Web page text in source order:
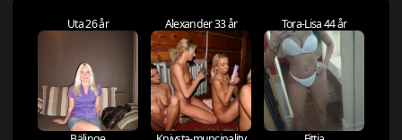
Uta 26 år Alexander 33 år Tora-Lisa 44 år